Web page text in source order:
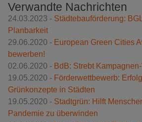
Verwandte Nachrichten
24.03.2023 - Städtebauförderung:
Planbarkeit
29.06.2020 - European Green Cities
bewerben!
02.06.2020 - BdB: Strebt
19.05.2020 - Förderwettbewerb:
Grünkonzepte in Städten
19.05.2020 - Stadtgrün: Hilft
Pandemie zu überwinden